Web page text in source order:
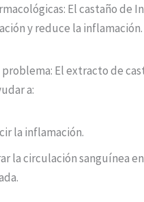
El castaño de
y reduce la inflamación.
El extracto de
a:
la inflamación.
la circulación sanguínea